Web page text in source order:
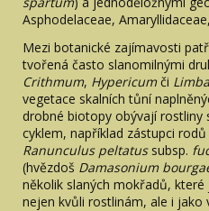
Asphodelaceae,
Mezi botanické zajímavosti
tvořená často slanomilnými
Crithmum, Hypericumči
vegetace skalních tůní
drobné biotopy obývají rostliny
cyklem, například zástupci rodů
Ranunculus peltatussubsp.
(hvězdoš Damasonium
několik slaných mokřadů,
nejen kvůli rostlinám, ale i jako